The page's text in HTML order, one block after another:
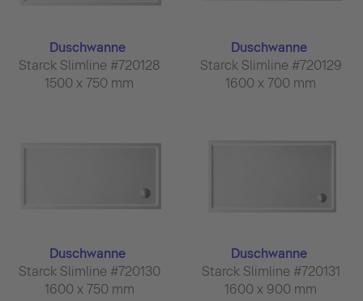
Duschwanne
Starck Slimline #720128
1500 x 750 mm
Duschwanne
Starck Slimline #720129
1600 x 700 mm
Duschwanne
Starck Slimline #720130
1600 x 750 mm
Duschwanne
Starck Slimline #720131
1600 x 900 mm